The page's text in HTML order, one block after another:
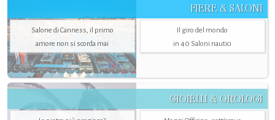
FIERE & SALONI
Salone di Canness, il primo
amore non si scorda mai
Il giro del mondo
in 40 Saloni nautici
GIOIELLI & OROLOGI